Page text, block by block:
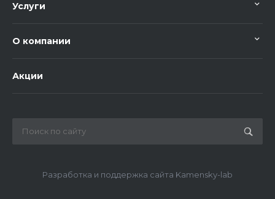
Услуги
О компании
Акции
Разработка и поддержка сайта Kamensky-lab